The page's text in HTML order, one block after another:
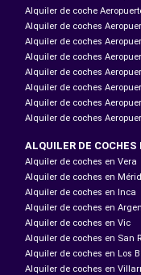
Alquiler de coche
Alquiler de coches
Alquiler de coches
Alquiler de coches
Alquiler de coches
Alquiler de coches
Alquiler de coches
Alquiler de coches
ALQUILER DE COCHES
Alquiler de coches en Vera
Alquiler de coches en
Alquiler de coches en Inca
Alquiler de coches en
Alquiler de coches en Vic
Alquiler de coches en San
Alquiler de coches en Los
Alquiler de coches en